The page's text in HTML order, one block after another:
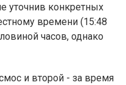
уточнив конкретных
времени (15:48
часов, однако
и второй - за время